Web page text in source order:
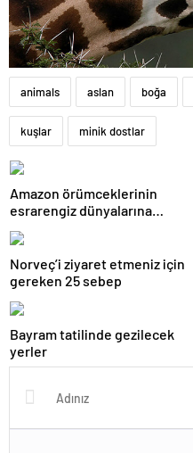
animals aslan boğa
kuşlar minik dostlar
Amazon örümceklerinin
esrarengiz dünyalarına
Norveç’i ziyaret etmeniz için
gereken 25 sebep
Bayram tatilinde gezilecek
yerler